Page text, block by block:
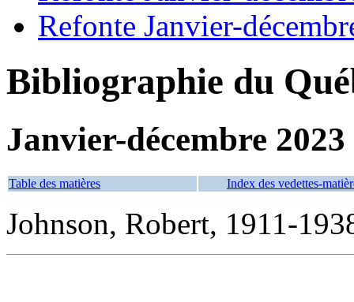
Refonte Janvier-
Bibliographie du
Janvier-décembre 2023
Table des matières Index des vedettes-
Johnson, Robert, 1911-